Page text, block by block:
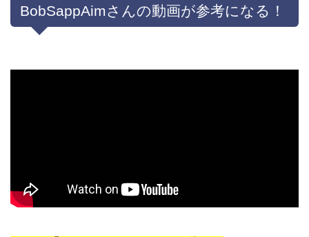
BobSappAimさんの動画が参考になる！